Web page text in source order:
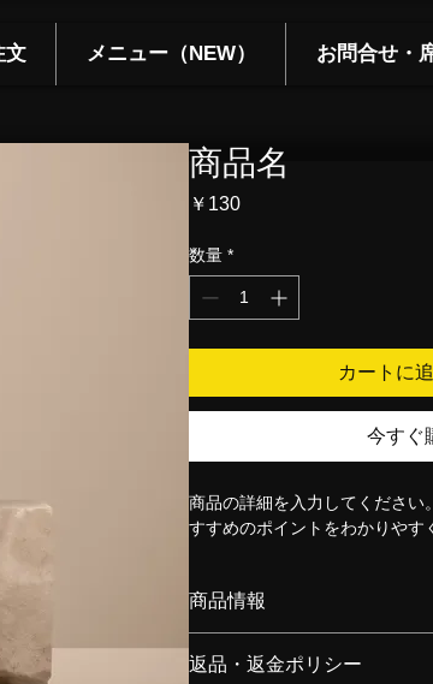
文 メニュー（NEW） お問合せ・
商品名
￥130価
数量 *
カートに
今すぐ
商品の詳細を入力してください
すすめのポイントをわかりやす
商品情報
に加え、商品の特徴やおすすめ
返品・返金ポリシー